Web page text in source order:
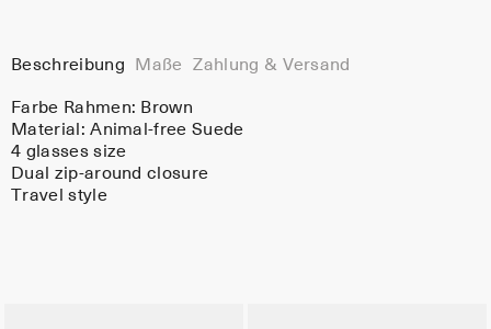
Beschreibung Maße Zahlung & Versand
Farbe Rahmen: Brown
Material:Animal-free Suede
4 glasses size
Dual zip-around closure
Travel style